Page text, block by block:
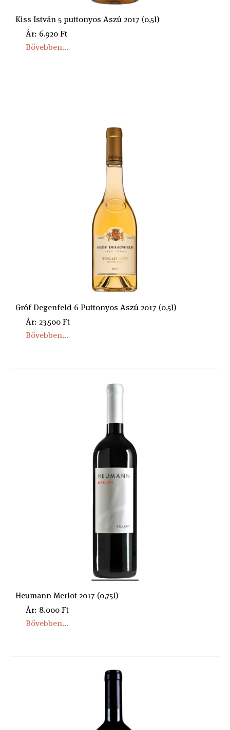
Kiss István 5 puttonyos Aszú 2017 (0,5l)
Ár: 6.920 Ft
Bővebben...
Gróf Degenfeld 6 Puttonyos Aszú 2017 (0,5l)
Ár: 23.500 Ft
Bővebben...
Heumann Merlot 2017 (0,75l)
Ár: 8.000 Ft
Bővebben...